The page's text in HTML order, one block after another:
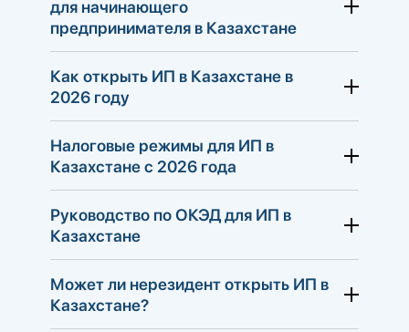
для начинающего
предпринимателя в Казахстане
Как открыть ИП в Казахстане в
2026 году
Налоговые режимы для ИП в
Казахстане с 2026 года
Руководство по ОКЭД для ИП в
Казахстане
Может ли нерезидент открыть ИП в
Казахстане?